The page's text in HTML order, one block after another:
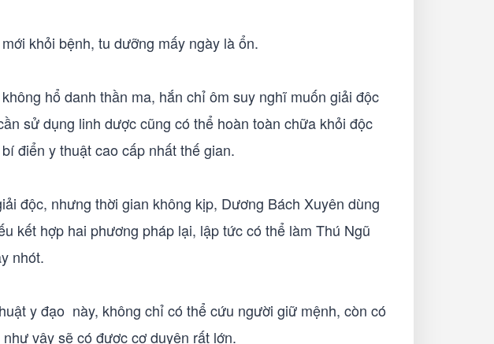
khỏi bệnh, tu dưỡng mấy ngày là ổn.
hổ danh thần ma, hắn chỉ ôm suy nghĩ muốn giải độc
sử dụng linh dược cũng có thể hoàn toàn chữa khỏi độc
điển y thuật cao cấp nhất thế gian.
độc, nhưng thời gian không kịp, Dương Bách Xuyên dùng
kết hợp hai phương pháp lại, lập tức có thể làm Thú Ngũ
nhót.
y đạo này, không chỉ có thể cứu người giữ mệnh, còn có
vậy sẽ có được cơ duyên rất lớn.